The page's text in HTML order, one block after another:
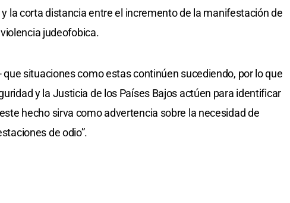
la corta distancia entre el incremento de la manifestación de
judeofobica.
que situaciones como estas continúen sucediendo, por lo que
y la Justicia de los Países Bajos actúen para identificar
hecho sirva como advertencia sobre la necesidad de
de odio”.